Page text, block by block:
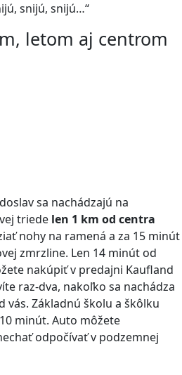
snijú, snijú…“
letom aj centrom
sa nachádzajú na
triede len 1 km od centra
nohy na ramená a za 15 minút
zmrzline. Len 14 minút od
nakúpiť v predajni Kaufland
raz-dva, nakoľko sa nachádza
vás. Základnú školu a škôlku
minút. Auto môžete
odpočívať v podzemnej